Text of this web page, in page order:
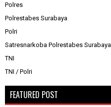
Polres
Polrestabes Surabaya
Polri
Satresnarkoba Polrestabes Surabaya
TNI
TNI / Polri
FEATURED POST